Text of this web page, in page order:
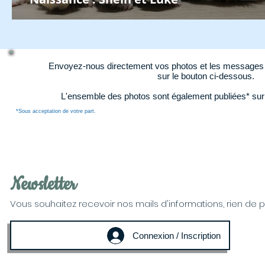
Envoyez-nous directement vos photos et les
sur le bouton ci-dessous.
L'ensemble des photos sont également publiées*
*Sous acceptation de votre part.
Newsletter
Vous souhaitez recevoir nos mails d'informations, rien de
Connexion / Inscription